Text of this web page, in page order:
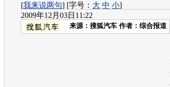
[我来说两句] [字号： 大 中 小]
2009年12月03日11:22
来源： 搜狐汽车 作者：综合报道